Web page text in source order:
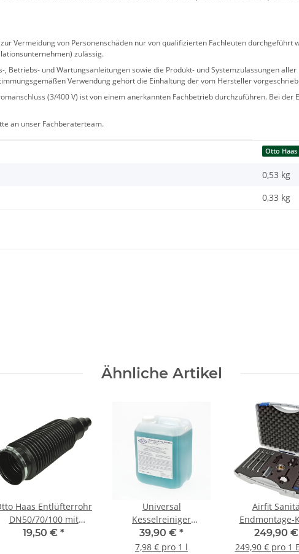
Vermeidung von Personenschäden nur von qualifizierten Fachleuten durchgeführt
zulässig.
Betriebs- und Wartungsanleitungen sowie die Produkt- und Systemzulassungen
Verwendung gehört die Einhaltung der vom Hersteller
(3/400 V) ist von einem anerkannten Fachbetrieb durchzuführen. Bei
an unser Fachberaterteam.
Otto Haas
0,53 kg
0,33 kg
Ähnliche Artikel
Haas Entlüfterrohr
DN50/70/100 mit
Schlauchklemme
19,50 € *
Universal
Kesselreiniger
Spezialreiniger
Reinigung gas und öl
39,90 € *
7,98 € pro 1 l
Airfit
Endmontage-
"Profi"
249,90 €
249,90 € pro 1